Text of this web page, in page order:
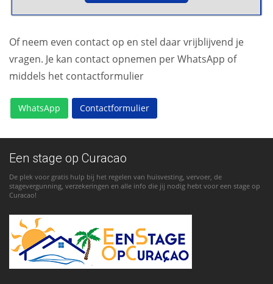
Of neem even contact op en stel daar vrijblijvend je
vragen. Je kan contact opnemen per WhatsApp of
middels het contactformulier
WhatsApp Contactformulier
Een stage op Curacao
De plek voor gratis hulp bij het regelen van huisvesting, vervoer, de
stagevergunning, verzekeringen en alle info die jij nodig hebt voor een stage op
Curacao!